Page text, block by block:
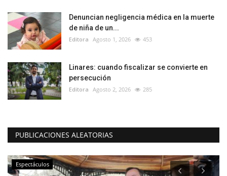
Denuncian negligencia médica en la muerte
de niña de un...
Editora Agosto 1, 2026 453
Linares: cuando fiscalizar se convierte en
persecución
Editora Agosto 2, 2026 285
PUBLICACIONES ALEATORIAS
Espectáculos